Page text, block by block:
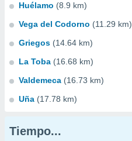
Huélamo (8.9 km)
Vega del Codorno (11.29 km)
Griegos (14.64 km)
La Toba (16.68 km)
Valdemeca (16.73 km)
Uña (17.78 km)
Tiempo...